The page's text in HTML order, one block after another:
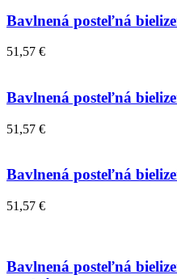
Bavlnená posteľná
51,57 €
Bavlnená posteľná
51,57 €
Bavlnená posteľná
51,57 €
Bavlnená posteľná